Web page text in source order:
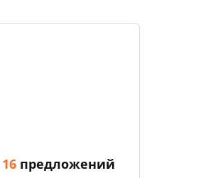
16предложений